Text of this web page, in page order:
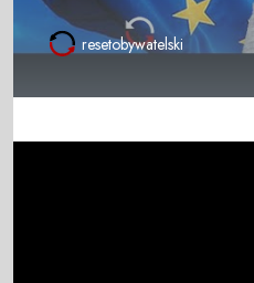
resetobywatelski